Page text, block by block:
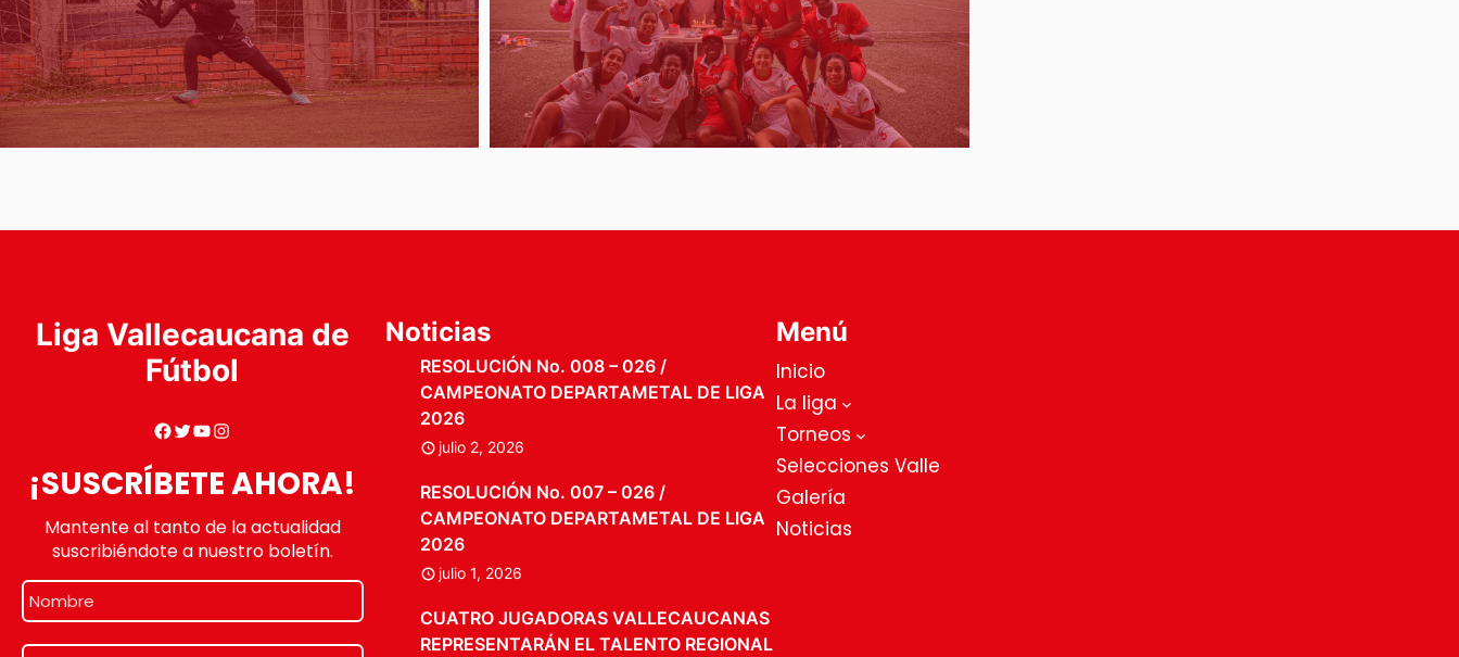
Liga Vallecaucana de
Fútbol
¡SUSCRÍBETE AHORA!
Mantente al tanto de la actualidad
suscribiéndote a nuestro boletín.
Noticias
RESOLUCIÓN No. 008 – 026 /
CAMPEONATO DEPARTAMETAL DE LIGA
2026
julio 2, 2026
RESOLUCIÓN No. 007 – 026 /
CAMPEONATO DEPARTAMETAL DE LIGA
2026
julio 1, 2026
CUATRO JUGADORAS VALLECAUCANAS
REPRESENTARÁN EL TALENTO REGIONAL
Menú
Inicio
La liga
Torneos
Selecciones Valle
Galería
Noticias